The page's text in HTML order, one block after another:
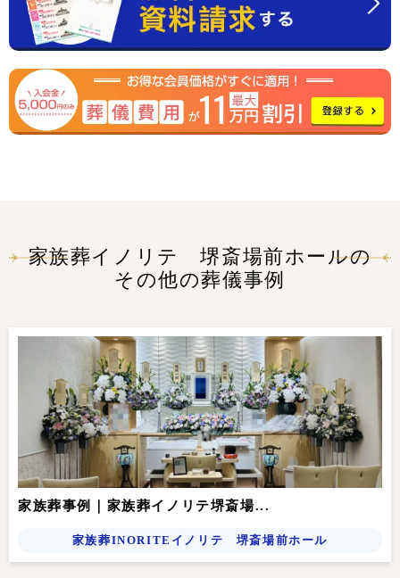
家族葬イノリテ 堺斎場前ホールの
その他の葬儀事例
家族葬事例｜家族葬イノリテ堺斎場...
家族葬INORITEイノリテ 堺斎場前ホール